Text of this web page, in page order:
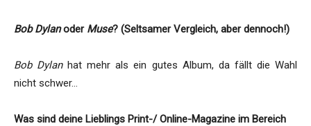
Bob Dylanoder Muse? (Seltsamer Vergleich, aber dennoch!)
Bob Dylanhat mehr als ein gutes Album, da fällt die Wahl
nicht schwer…
Was sind deine Lieblings Print-/ Online-Magazine im Bereich